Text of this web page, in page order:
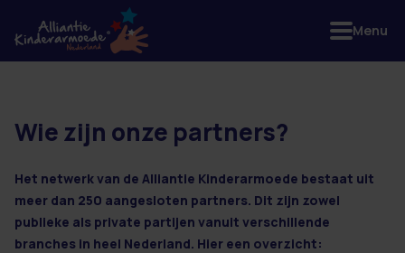
6 resultaten
Wie zijn onze partners?
Het netwerk van de Alliantie Kinderarmoede bestaat uit
meer dan 250 aangesloten partners. Dit zijn zowel
publieke als private partijen vanuit verschillende
branches in heel Nederland. Hier een overzicht:
Menu